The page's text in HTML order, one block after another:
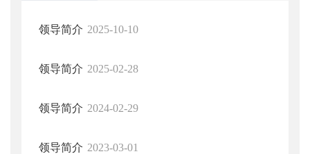
领导简介 2025-10-10
领导简介 2025-02-28
领导简介 2024-02-29
领导简介 2023-03-01